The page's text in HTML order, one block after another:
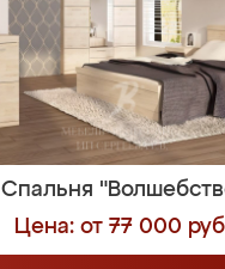
Спальня
Цена: от 77 000